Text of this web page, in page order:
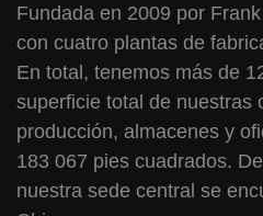
Fundada en 2009 por
con cuatro plantas de
En total, tenemos más de
superficie total de nuestras
producción, almacenes y
183 067 pies cuadrados.
nuestra sede central se